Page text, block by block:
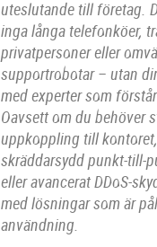
uteslutande till företag.
inga långa telefonköer,
privatpersoner eller
supportrobotar – utan
med experter som
Oavsett om du behöver
uppkoppling till
skräddarsydd punkt-till-
eller avancerat DDoS-
med lösningar som är
användning.